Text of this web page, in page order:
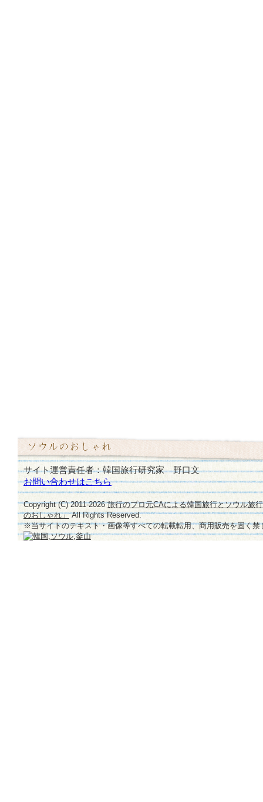
サイト運営責任者：韓国旅行研究家 野口文
お問い合わせはこちら
Copyright (C) 2011-2026旅行のプロ元CAによる韓国旅行とソウル旅
のおしゃれ」All Rights Reserved.
※当サイトのテキスト・画像等すべての転載転用、商用販売を固く禁